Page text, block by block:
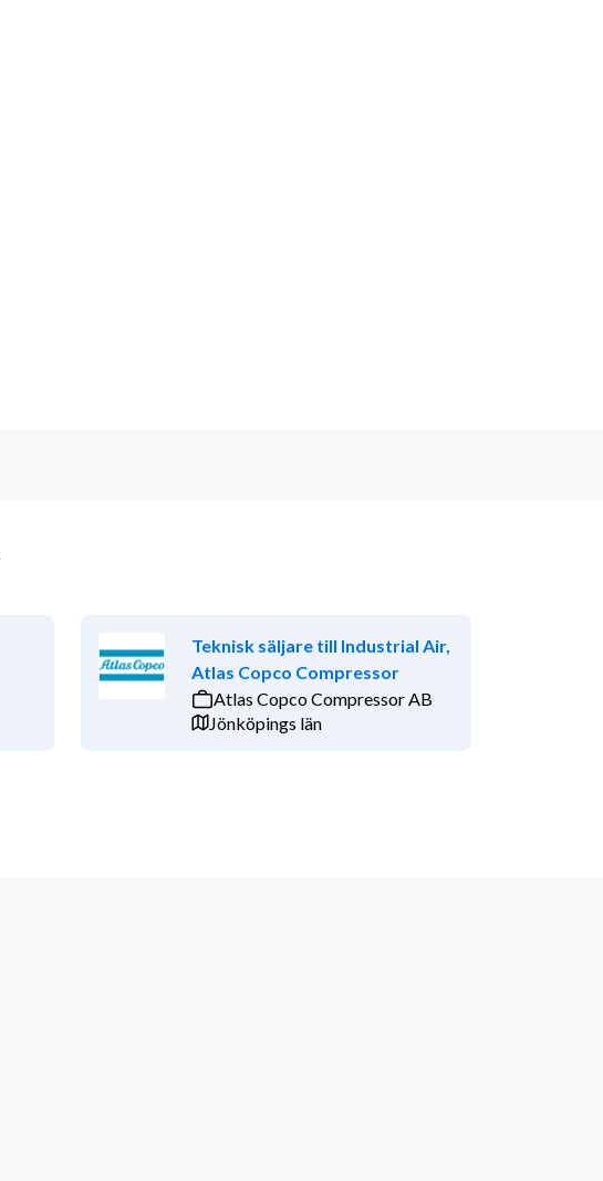
Teknisk säljare till Industrial Air,
Atlas Copco Compressor
Atlas Copco Compressor AB
Jönköpings län